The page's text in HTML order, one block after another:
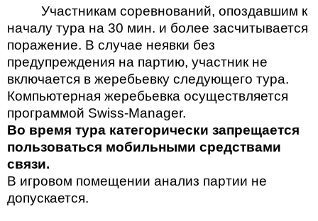
Участникам соревнований, опоздавшим к
началу тура на 30 мин. и более засчитывается
поражение. В случае неявки без
предупреждения на партию, участник не
включается в жеребьевку следующего тура.
Компьютерная жеребьевка осуществляется
программой Swiss-Manager.
Во время тура категорически запрещается
пользоваться мобильными средствами
связи.
В игровом помещении анализ партии не
допускается.